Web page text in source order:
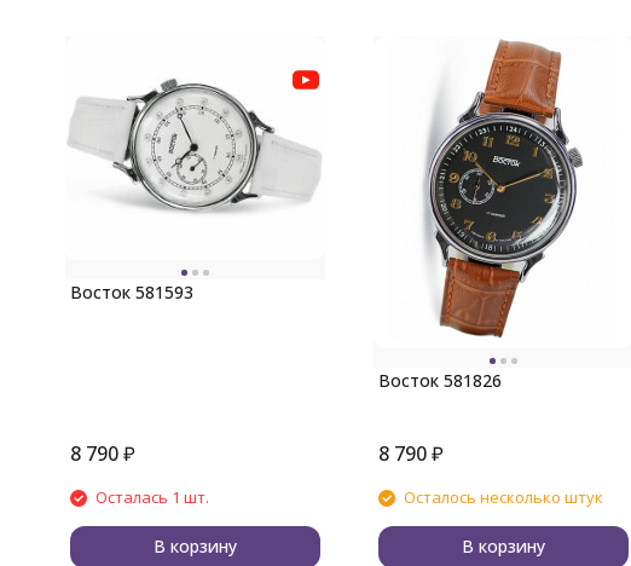
Восток 581593
8 790 ₽
Осталась 1 шт.
В корзину
Восток 581826
8 790₽
Осталось несколько штук
В корзину